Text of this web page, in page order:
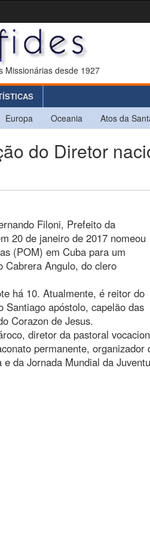
Missionárias desde 1927
Europa Oceania Atos da
do Diretor
Filoni, Prefeito da
20 de janeiro de 2017 nomeou
(POM) em Cuba para um
Cabrera Angulo, do clero
há 10. Atualmente, é reitor do
Santiago apóstolo, capelão das
Corazon de Jesus.
diretor da pastoral
permanente, organizador
da Jornada Mundial da